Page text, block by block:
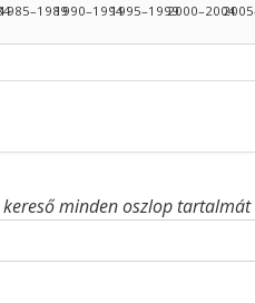
1990–19941995–19992000–2004
minden oszlop tartalmát